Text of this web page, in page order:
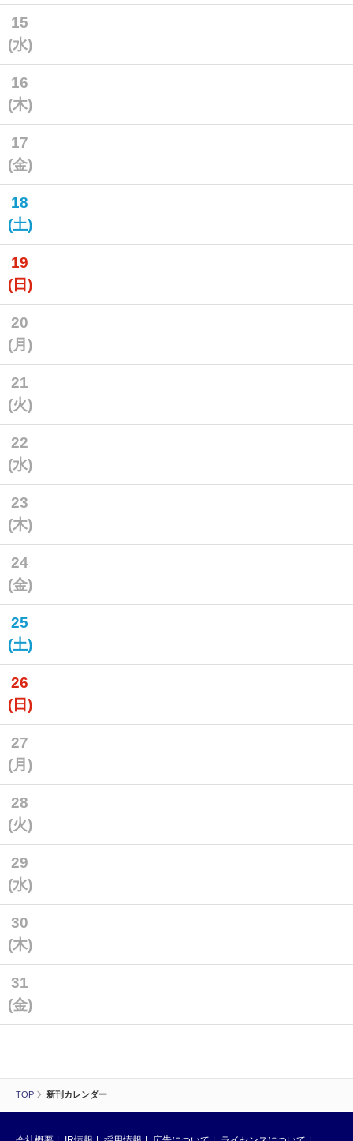
TOP 新刊カレンダー
15
(水)
16
(木)
17
(金)
18
(土)
19
(日)
20
(月)
21
(火)
22
(水)
23
(木)
24
(金)
25
(土)
26
(日)
27
(月)
28
(火)
29
(水)
30
(木)
31
(金)